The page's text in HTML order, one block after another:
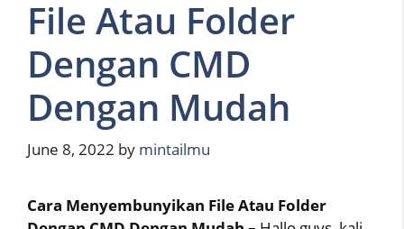
File Atau Folder
Dengan CMD
Dengan Mudah
June 8, 2022 by mintailmu
Cara Menyembunyikan File Atau Folder